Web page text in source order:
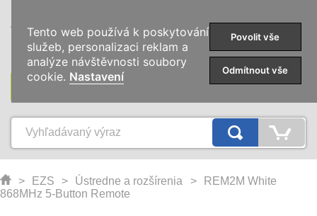
KATEGÓRIE
> EZS > Ústredne a rozšírenia >
REM2M White
868MHz 5-Button Remote
Tento web používá k poskytování
služeb, personalizaci reklam a
analýze návštěvnosti soubory
cookie. Nastavení
Povolit vše
Odmítnout vše